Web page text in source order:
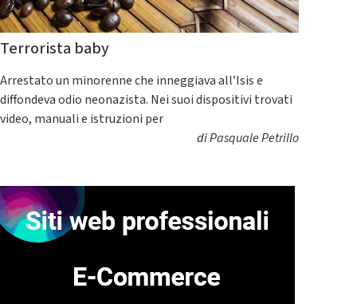
Terrorista baby
Arrestato un minorenne che inneggiava all’Isis e
diffondeva odio neonazista. Nei suoi dispositivi trovati
video, manuali e istruzioni per
diPasquale Petrillo